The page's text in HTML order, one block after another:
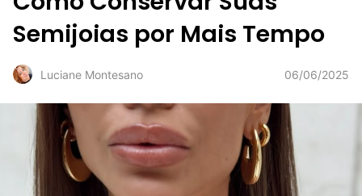
Semijoias por Mais Tempo
Luciane Montesano 06/06/2025